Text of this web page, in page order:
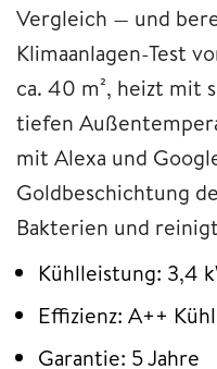
Vergleich — und
Klimaanlagen-Test
ca. 40 m², heizt mit
tiefen
mit Alexa und
Goldbeschichtung
Bakterien und
Kühlleistung: 3,4
Effizienz: A++
Garantie: 5 Jahre